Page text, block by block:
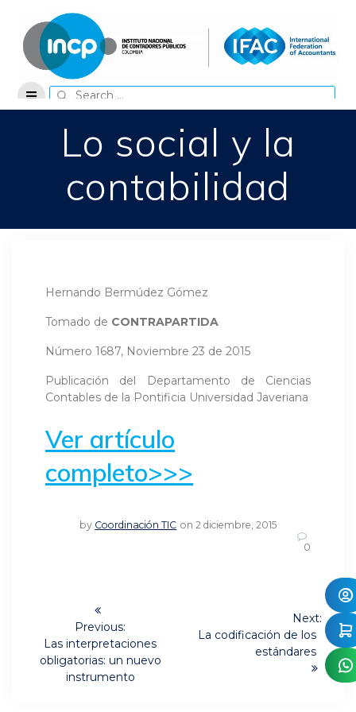
content
Search
for:
Lo social y la
contabilidad
Hernando Bermúdez Gómez
Tomado de CONTRAPARTIDA
Número 1687, Noviembre 23 de 2015
Publicación del Departamento de Ciencias
Contables de la Pontificia Universidad Javeriana
Ver artículo
completo>>>
by Coordinación TIC on 2 diciembre, 2015
0
Navegación
entradas
Previous:
Previous
post:
Las interpretaciones
obligatorias: un nuevo
instrumento
Next:
Next
La codificación de los
estándares